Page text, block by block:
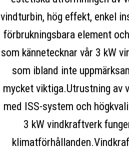
vindturbin, hög effekt, enkel
förbrukningsbara element
som kännetecknar vår 3 kW
som ibland inte
mycket viktiga.Utrustning av
med ISS-system och
3 kW vindkraftverk